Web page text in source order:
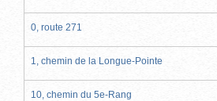
0, route 271
1, chemin de la Longue-Pointe
10, chemin du 5e-Rang